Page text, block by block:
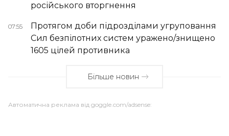
російського вторгнення
07:55
Протягом доби підрозділами угруповання
Сил безпілотних систем уражено/знищено
1605 цілей противника
Більше новин
Автоматична реклама від goggle.com/adsense: